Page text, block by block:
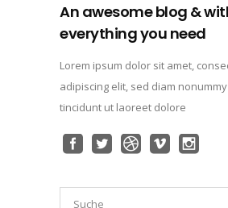
An awesome blog &
everything you need
Lorem ipsum dolor sit amet,
adipiscing elit, sed diam
tincidunt ut laoreet dolore